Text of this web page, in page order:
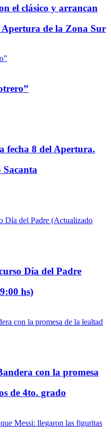
el clásico y arrancan
de la Zona Sur
fecha 8 del Apertura.
Día del Padre
hs)
con la promesa
de 4to. grado